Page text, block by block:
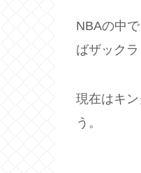
NBAの中
ばザック
現在はキ
う。